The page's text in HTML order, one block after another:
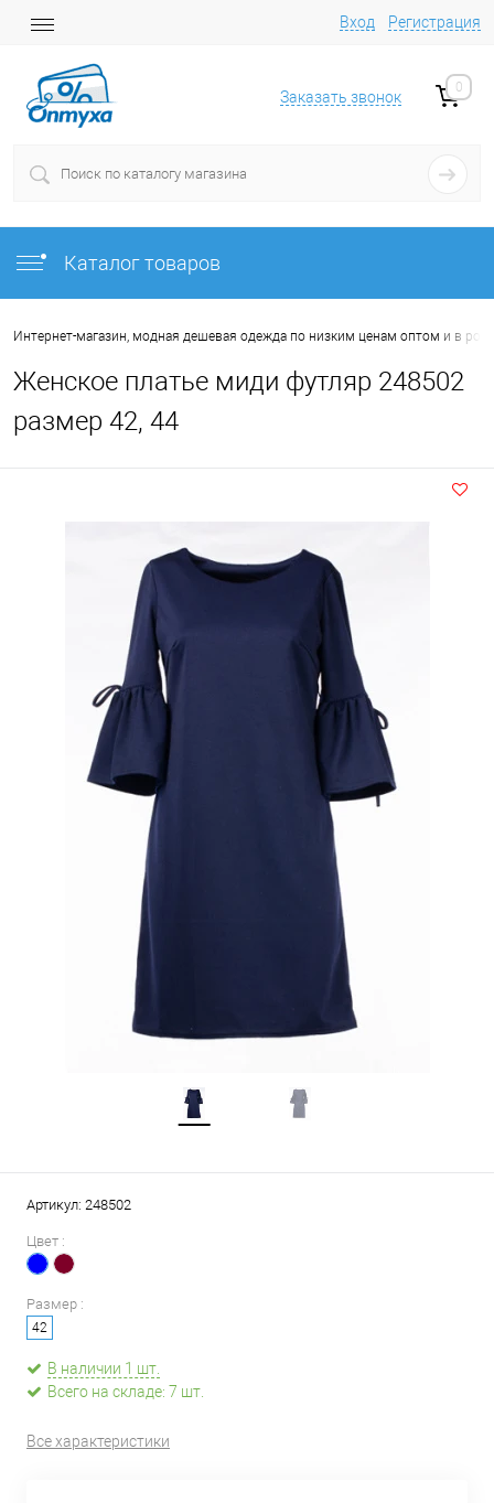
Вход Регистрация
Заказать звонок
0
Каталог товаров
Интернет-магазин, модная дешевая одежда по низким ценам оптом и в
Женское платье миди футляр 248502
размер 42, 44
Артикул: 248502
Цвет :
Размер :
42
В наличии 1 шт.
Всего на складе: 7 шт.
Все характеристики